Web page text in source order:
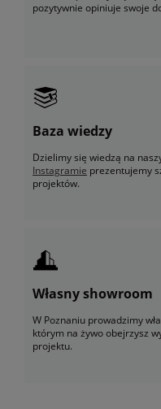
pozytywnie opiniuje swoje
Baza wiedzy
Dzielimy się wiedzą na
Instagramie prezentujemy
projektów.
Własny showroom
W Poznaniu prowadzimy
którym na żywo obejrzysz
projektu.